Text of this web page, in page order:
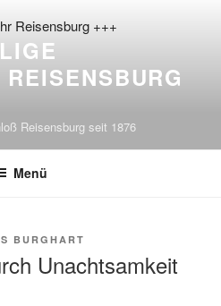
Reisensburg seit 1876
Menü
BURGHART
Unachtsamkeit